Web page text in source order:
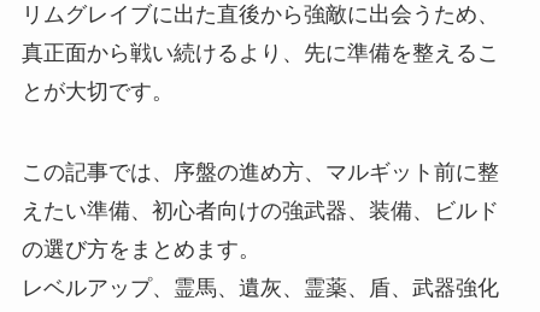
リムグレイブに出た直後から強敵に出会うため、
真正面から戦い続けるより、先に準備を整えるこ
とが大切です。
この記事では、序盤の進め方、マルギット前に整
えたい準備、初心者向けの強武器、装備、ビルド
の選び方をまとめます。
レベルアップ、霊馬、遺灰、霊薬、盾、武器強化